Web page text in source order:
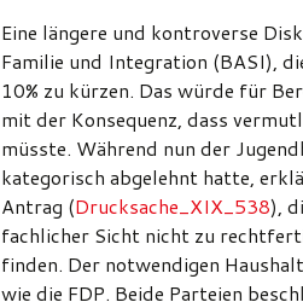
Eine längere und kontroverse
Familie und Integration (BASI),
10% zu kürzen. Das würde für
mit der Konsequenz, dass
müsste. Während nun der
kategorisch abgelehnt hatte,
Antrag (Drucksache_XIX_538),
fachlicher Sicht nicht zu
finden. Der notwendigen
wie die FDP. Beide Parteien